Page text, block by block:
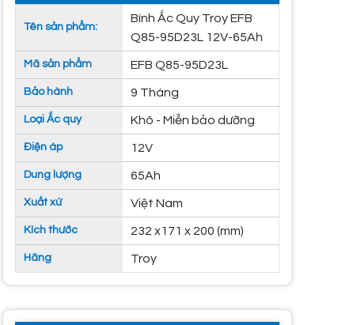
Tên sản phẩm:
Bình Ắc Quy Troy EFB
Q85-95D23L 12V-65Ah
Mã sản phẩm EFB Q85-95D23L
Bảo hành 9 Tháng
Loại Ắc quy Khô - Miễn bảo dưỡng
Điện áp 12V
Dung lượng 65Ah
Xuất xứ Việt Nam
Kích thước 232 x171 x 200 (mm)
Hãng Troy